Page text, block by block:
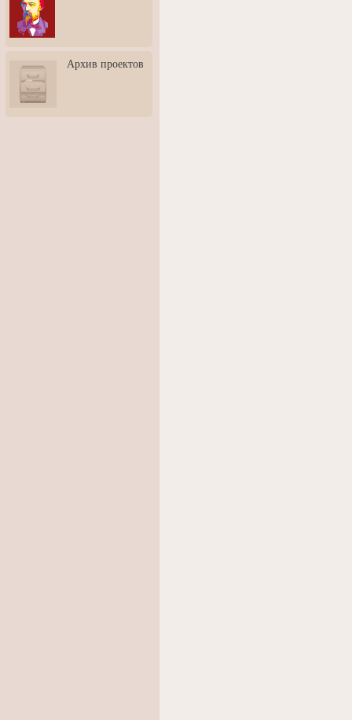
3: Обусловленности
человека и их влияние на
карьеру
скульптором Дмитрием
Тугариновым
АртБульвар в День города
Архив проектов